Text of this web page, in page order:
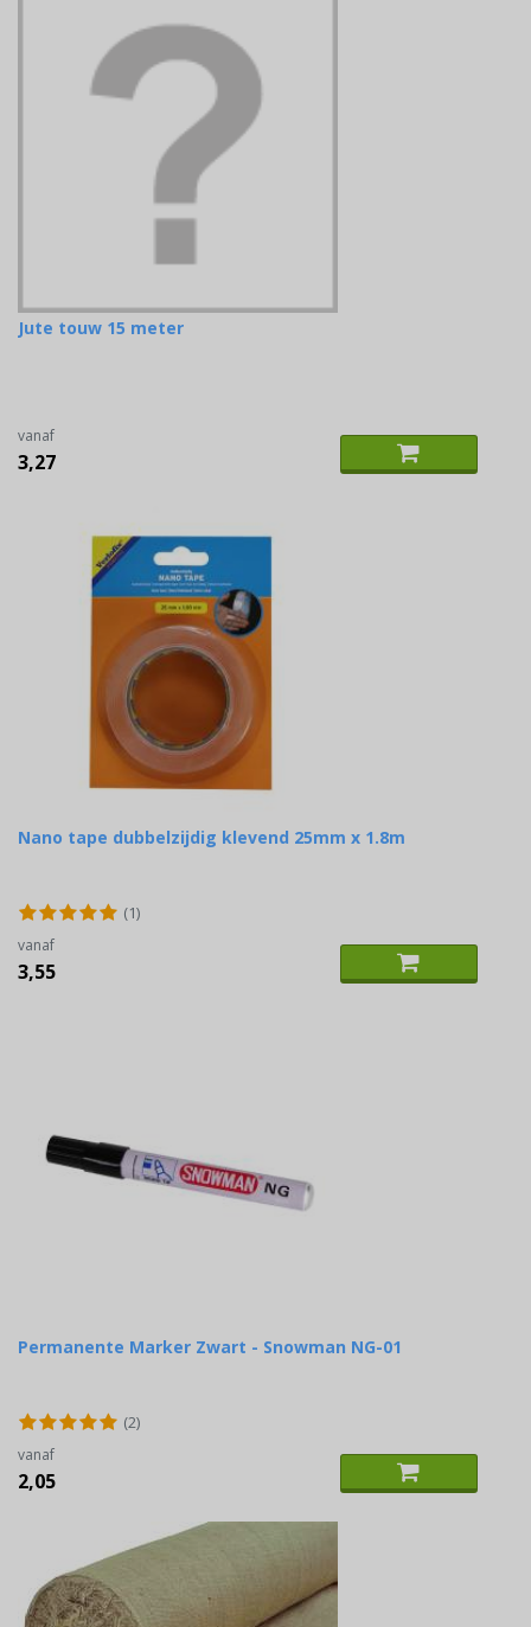
Jute touw 15 meter
vanaf
3,27
Nano tape dubbelzijdig klevend 25mm x 1.8m
(1)
vanaf
3,55
Permanente Marker Zwart - Snowman NG-01
(2)
vanaf
2,05